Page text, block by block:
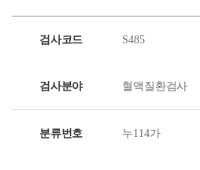
검사코드 S485
검사분야 혈액질환검사
분류번호 누114가